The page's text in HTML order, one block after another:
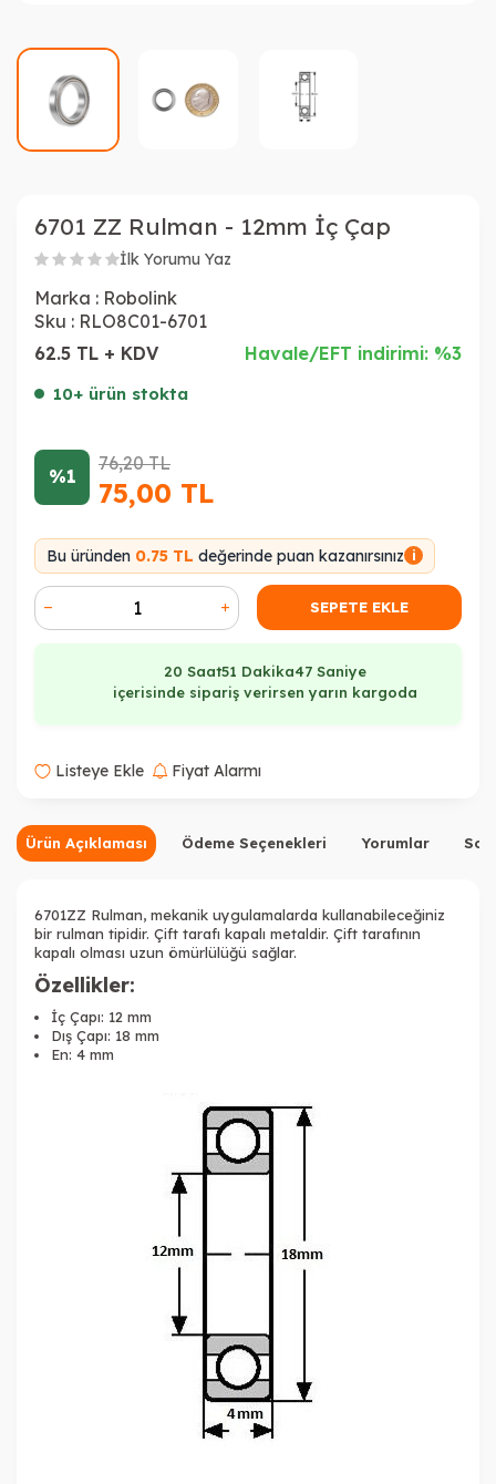
6701 ZZ Rulman - 12mm İç Çap
İlk Yorumu Yaz
Marka : Robolink
Sku : RLO8C01-6701
62.5 TL + KDV
Havale/EFT indirimi: %3
10+ ürün stokta
%1
76,20TL
75,00 TL
Bu üründen 0.75 TL değerinde puan kazanırsınız i
SEPETE EKLE
20 Saat51 Dakika47 Saniye
içerisinde sipariş verirsen yarın kargoda
Listeye Ekle Fiyat Alarmı
Ürün Açıklaması Ödeme Seçenekleri Yorumlar
6701ZZ Rulman, mekanik uygulamalarda kullanabileceğiniz
bir rulman tipidir. Çift tarafı kapalı metaldir. Çift tarafının
kapalı olması uzun ömürlülüğü sağlar.
Özellikler:
İç Çapı: 12 mm
Dış Çapı: 18 mm
En: 4 mm